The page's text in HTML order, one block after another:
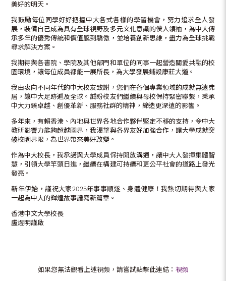
美好的明天。
我鼓勵每位同學好好把握中大各式各樣的學習機會，努力追求全人發
展，裝備自己成為具有全球視野及多元文化意識的僕人領袖，為中大傳
承多年的優秀傳統和價值感到驕傲，並培養創新思維，盡力為全球挑戰
尋求解決方案。
我期待與各書院、學院及其他部門和單位的同事一起營造關愛共融的校
園環境，讓每位成員都能一展所長，為大學發展鋪設康莊大道。
我由衷向不同年代的中大校友致謝，您們在各個專業領域的成就無遠弗
屆，讓中大足跡遍及全球。誠盼校友們繼續與母校保持緊密聯繫，秉承
中大力臻卓越、創優革新、服務社群的精神，締造更深遠的影響。
多年來，有賴香港、內地與世界各地合作夥伴堅定不移的支持，令中大
教研影響力能夠超越國界，我渴望與各界友好加強合作，讓大學成就突
破校園界限，為世界帶來美好改變。
作為中大校長，我承諾與大學成員保持開放溝通，讓中大人發揮集體智
慧，引領大學竿頭日進，繼續在構建可持續和更公平社會的道路上發光
發亮。
新年伊始，謹祝大家2025年事事順遂、身體健康！我熱切期待與大家
一起為中大的輝煌故事譜寫新篇章。
香港中文大學校長
盧煜明謹啟
如果您無法觀看上述視頻，請嘗試點擊此連結： 視頻